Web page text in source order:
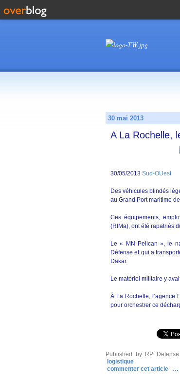
30 mai 2013
A La Rochelle,
30/05/2013 Sud-OUest
Des véhicules blindés
au Grand Port maritime
Ces équipements,
(RIMa), ont été rapatriés
Le « MN Pelican », le
Défense et qui a
Dakar.
Le matériel militaire y
À La Rochelle, l’agence
pour orchestrer ce
Published by RP Defense
logistique
commenter cet article
…